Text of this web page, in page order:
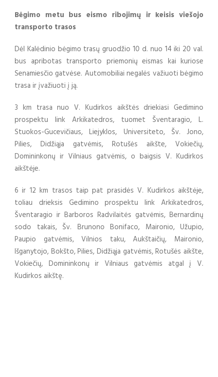
Bėgimo metu bus eismo ribojimų ir keisis viešojo
transporto trasos
Dėl Kalėdinio bėgimo trasų gruodžio 10 d. nuo 14 iki 20 val.
bus apribotas transporto priemonių eismas kai kuriose
Senamiesčio gatvėse. Automobiliai negalės važiuoti bėgimo
trasa ir įvažiuoti į ją.
3 km trasa nuo V. Kudirkos aikštės driekiasi Gedimino
prospektu link Arkikatedros, tuomet Šventaragio, L.
Stuokos-Gucevičiaus, Liejyklos, Universiteto, Šv. Jono,
Pilies, Didžiąja gatvėmis, Rotušės aikšte, Vokiečių,
Domininkonų ir Vilniaus gatvėmis, o baigsis V. Kudirkos
aikštėje.
6 ir 12 km trasos taip pat prasidės V. Kudirkos aikštėje,
toliau drieksis Gedimino prospektu link Arkikatedros,
Šventaragio ir Barboros Radvilaitės gatvėmis, Bernardinų
sodo takais, Šv. Brunono Bonifaco, Maironio, Užupio,
Paupio gatvėmis, Vilnios taku, Aukštaičių, Maironio,
Išganytojo, Bokšto, Pilies, Didžiąja gatvėmis, Rotušės aikšte,
Vokiečių, Domininkonų ir Vilniaus gatvėmis atgal į V.
Kudirkos aikštę.